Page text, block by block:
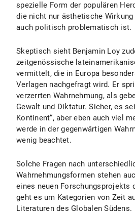
spezielle Form der populären
die nicht nur ästhetische
auch politisch problematisch ist.
Skeptisch sieht Benjamin Loy
zeitgenössische
vermittelt, die in Europa
Verlagen nachgefragt wird. Er
verzerrten Wahrnehmung, als
Gewalt und Diktatur. Sicher, es
Kontinent“, aber eben auch viel
werde in der gegenwärtigen
wenig beachtet.
Solche Fragen nach
Wahrnehmungsformen stehen
eines neuen Forschungsprojekts
geht es um Kategorien von Zeit
Literaturen des Globalen Südens.